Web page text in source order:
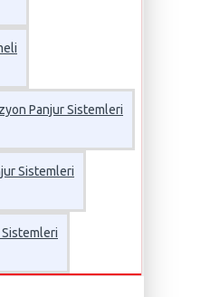
Panjur Sistemleri
Sistemleri